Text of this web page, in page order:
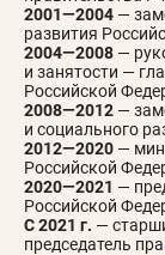
2001—2004 —
развития
2004—2008 —
и занятости —
Российской
2008—2012 —
и социального
2012—2020 —
Российской
2020—2021 —
Российской
С 2021 г. —
председатель